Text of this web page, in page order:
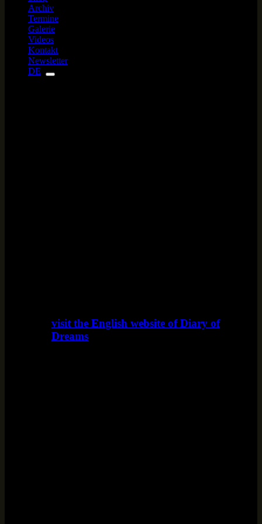
Archiv
Termine
Galerie
Videos
Kontakt
Newsletter
DE
visit the English website of Diary of
Dreams